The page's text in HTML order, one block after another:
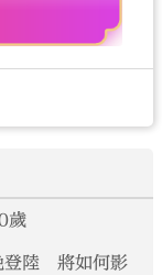
歲
登陸 將如何影